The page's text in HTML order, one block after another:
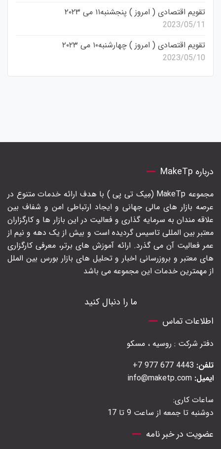
تقویم اقتصادی ( امروز ) پنجشنبه۱۱ می ۲۰۲۳
2023/05/11
تقویم اقتصادی ( امروز ) چهارشنبه۱۰ می ۲۰۲۳
2023/05/10
درباره MakeTp
مجموعه MakeTp (مِیک تی پی ) با هدف ارائه خدمات متنوع در
عرصه بازار های مالی جهانی و ایجاد ارتباطی امن و شفاف بین
علاقه مندان به سرمایه گذاری و فعالیت در این بازار ها و کارگزاران
معتبر بین المللی تاسیس گردیده است و بیش از یک دهه و نیم از
عمر فعالیت آن می گذرد. ارائه آموزش های برتر‍، معرفی کارگزاری
های معتبر و بروزرسانی اخبار و تحلیل های بازار بورس بین الملل
از مهمترین خدمات این مجموعه می باشد
ما را دنبال کنید
اطلاعات تماس
دفتر شرکت : روسیه ، مسکو
تلفن:
ایمیل:
ساعات کاری:
دوشنبه تا جمعه از ساعت 9 تا 17
عضویت در خبر نامه